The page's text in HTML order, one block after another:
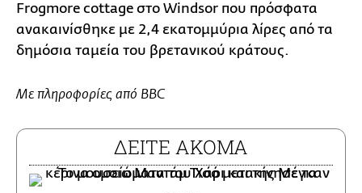
Frogmore cottage στο Windsor που πρόσφατα
ανακαινίσθηκε με 2,4 εκατομμύρια λίρες από τα
δημόσια ταμεία του βρετανικού κράτους.
Με πληροφορίες από BBC
ΔΕΙΤΕ ΑΚΟΜΑ